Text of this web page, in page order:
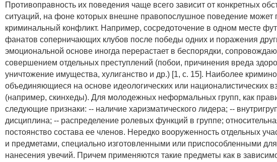
Противоправность их поведения чаще всего зависит от конкретных
ситуаций, на фоне которых внешне правопослушное поведение может
криминальный конфликт. Например, сосредоточение в одном месте
фанатов соперничающих клубов после победы одних и поражения
эмоциональной основе иногда перерастает в беспорядки,
совершением отдельных преступлений (побои, причинения вреда
уничтожение имущества, хулиганство и др.) [1, с. 15]. Наиболее
объединяющиеся на основе идеологических или националистических
(например, скинхеды). Для молодежных неформальных групп, как
следующие признаки: -- наличие харизматического лидера; --
дисциплина; -- распределение ролевых функций в группе;
постоянство состава ее членов. Нередко вооруженность отдельных
и предметами, специально изготовленными или приспособленными
нанесения увечий. Причем применяются такие предметы как в